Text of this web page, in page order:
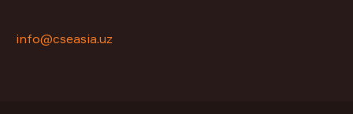
info@cseasia.uz